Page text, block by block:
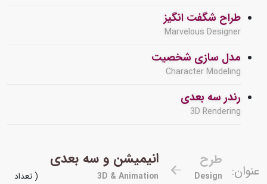
طراح شگفت انگیز
Marvelous Designer
مدل سازی شخصیت
Character Modeling
رندر سه بعدی
3D Rendering
عنوان:
طرح
Design
انیمیشن و سه بعدی
3D & Animation
( تعداد